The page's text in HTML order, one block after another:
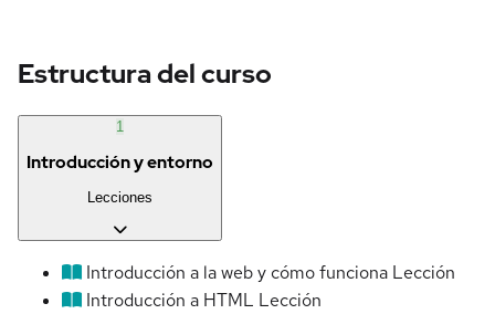
Estructura del curso
1
Introducción y entorno
Lecciones
Introducción a la web y cómo funciona Lección
Introducción a HTML Lección